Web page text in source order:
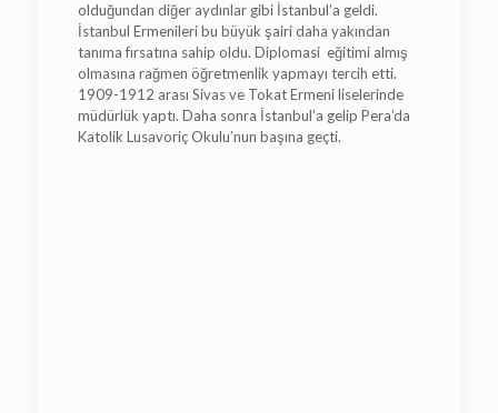
olduğundan diğer aydınlar gibi İstanbul’a geldi.
İstanbul Ermenileri bu büyük şairi daha yakından
tanıma fırsatına sahip oldu. Diplomasi eğitimi almış
olmasına rağmen öğretmenlik yapmayı tercih etti.
1909-1912 arası Sivas ve Tokat Ermeni liselerinde
müdürlük yaptı. Daha sonra İstanbul’a gelip Pera’da
Katolik Lusavoriç Okulu’nun başına geçti.